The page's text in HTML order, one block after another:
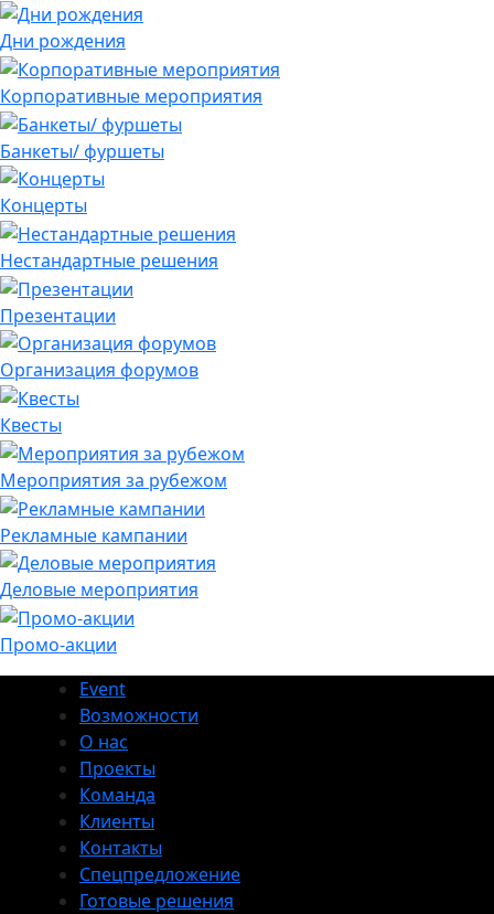
Дни рождения
Корпоративные мероприятия
Банкеты/ фуршеты
Концерты
Нестандартные решения
Презентации
Организация форумов
Квесты
Мероприятия за рубежом
Рекламные кампании
Деловые мероприятия
Промо-акции
Event
Возможности
О нас
Проекты
Команда
Клиенты
Контакты
Спецпредложение
Готовые решения